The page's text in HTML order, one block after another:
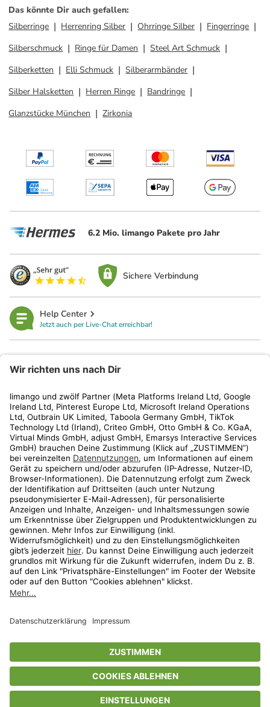
Das könnte Dir auch gefallen:
Silberringe
Herrenring Silber Ohrringe Silber
Fingerringe
Silberschmuck
Ringe für Damen
Steel Art Schmuck
Silberketten
Elli Schmuck
Silberarmbänder
Silber Halsketten
Herren Ringe
Bandringe
Glanzstücke München
Zirkonia
6.2 Mio. limango Pakete pro Jahr
Sichere Verbindung
Help Center
Jetzt auch per Live-Chat erreichbar!
Kundenservice
Shop
Aktionen
Travel
* Streichpreise entsprechen der unverbindlichen Preisempfehlung des
Herstellers. Prozentangaben beziehen sich auf den Streichpreis.
Freunde-Aktionen findest Du unterwww.limango.de/einladen
ᵇ Gilt nur für von limango versandte Ware (nicht für von Partnern versandte